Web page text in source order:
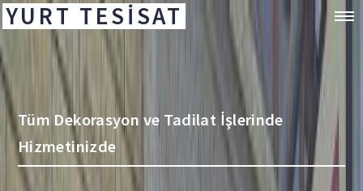
YURT TESİSAT
Tüm Dekorasyon ve Tadilat İşlerinde
Hizmetinizde